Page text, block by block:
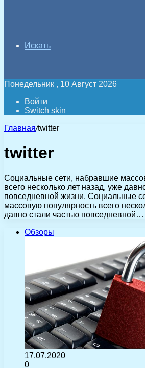
Искать
Понедельник , 10 Август 2026
Войти
Switch skin
Главная/twitter
twitter
Социальные сети, набравшие
всего несколько лет назад, уже
повседневной жизни. Социальные
массовую популярность всего
давно стали частью повседневной…
Обзоры
17.07.2020
0